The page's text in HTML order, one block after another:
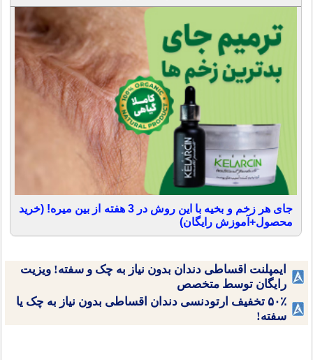
جای هر زخم و بخیه با این روش در 3 هفته از بین میره! (خرید
محصول+آموزش رایگان)
ایمپلنت اقساطی دندان بدون نیاز به چک و سفته! ویزیت
رایگان توسط متخصص
۵۰٪ تخفیف ارتودنسی دندان اقساطی بدون نیاز به چک یا
سفته!